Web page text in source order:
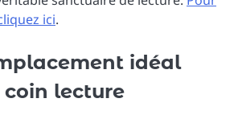
ici.
idéal
lecture